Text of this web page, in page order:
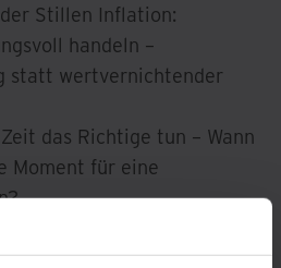
Stillen Inflation:
handeln –
statt wertvernichtender
das Richtige tun – Wann
Moment für eine
tun – Smarte
Lifecycle-Modelle